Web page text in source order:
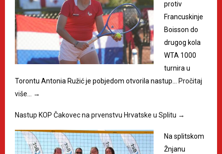
protiv
Francuskinje
Boisson do
drugog kola
WTA 1000
turnira u
Torontu Antonia Ružić je pobjedom otvorila nastup…
Pročitaj
više…
→
Nastup KOP Čakovec na prvenstvu Hrvatske u Splitu →
Na splitskom
Žnjanu